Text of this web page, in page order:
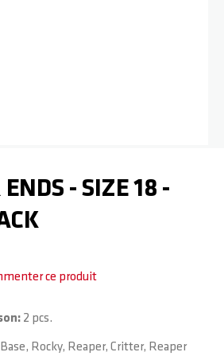
- SIZE 18 -
ce produit
2 pcs.
Base, Rocky, Reaper, Critter, Reaper